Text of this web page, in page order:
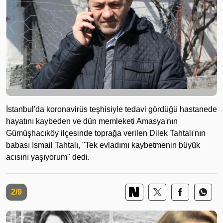
İstanbul'da koronavirüs teşhisiyle tedavi gördüğü hastanede
hayatını kaybeden ve dün memleketi Amasya'nın
Gümüşhacıköy ilçesinde toprağa verilen Dilek Tahtalı'nın
babası İsmail Tahtalı, "Tek evladımı kaybetmenin büyük
acısını yaşıyorum" dedi.
2/9